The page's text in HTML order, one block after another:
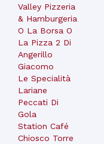
Valley Pizzeria
& Hamburgeria
O La Borsa O
La Pizza 2 Di
Angerillo
Giacomo
Le Specialità
Lariane
Peccati Di
Gola
Station Café
Chiosco Torre